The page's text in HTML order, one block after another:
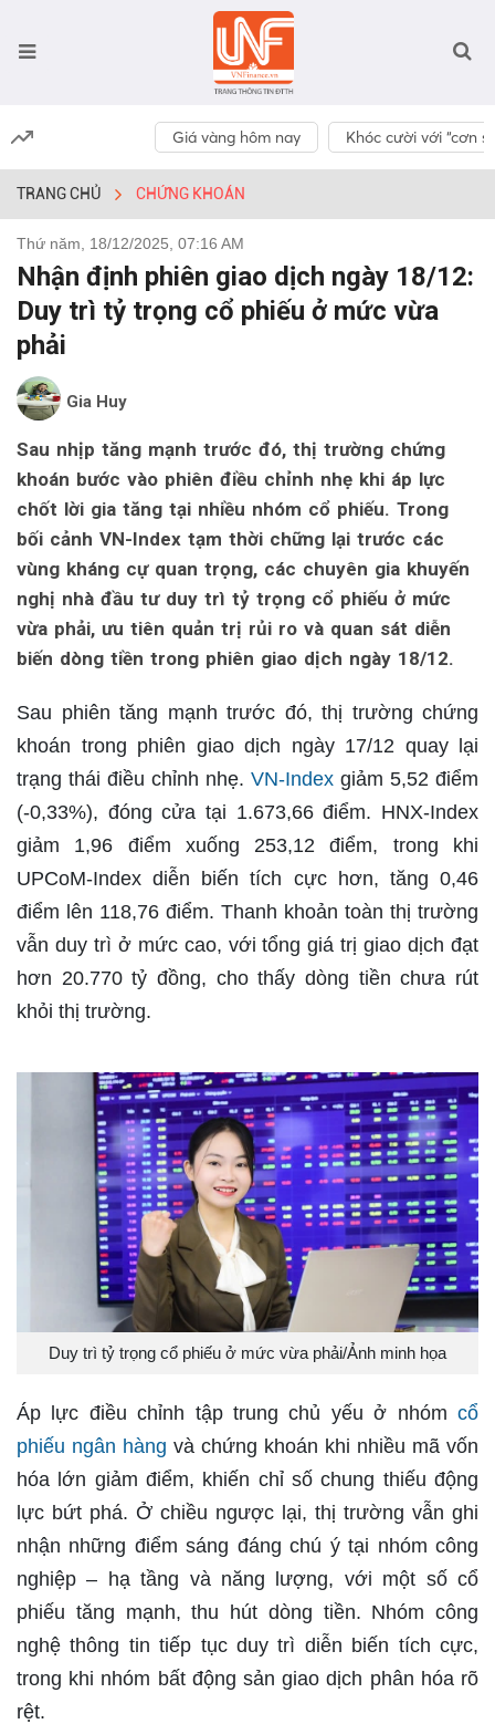
Giá vàng hôm nay Khóc cười với “cơn
TRANG CHỦ CHỨNG KHOÁN
Thứ năm, 18/12/2025, 07:16 AM
Nhận định phiên giao dịch ngày 18/12:
Duy trì tỷ trọng cổ phiếu ở mức vừa
phải
Gia Huy
Sau nhịp tăng mạnh trước đó, thị trường chứng
khoán bước vào phiên điều chỉnh nhẹ khi áp lực
chốt lời gia tăng tại nhiều nhóm cổ phiếu. Trong
bối cảnh VN-Index tạm thời chững lại trước các
vùng kháng cự quan trọng, các chuyên gia khuyến
nghị nhà đầu tư duy trì tỷ trọng cổ phiếu ở mức
vừa phải, ưu tiên quản trị rủi ro và quan sát diễn
biến dòng tiền trong phiên giao dịch ngày 18/12.
Sau phiên tăng mạnh trước đó, thị trường chứng
khoán trong phiên giao dịch ngày 17/12 quay lại
trạng thái điều chỉnh nhẹ. VN-Index giảm 5,52 điểm
(-0,33%), đóng cửa tại 1.673,66 điểm. HNX-Index
giảm 1,96 điểm xuống 253,12 điểm, trong khi
UPCoM-Index diễn biến tích cực hơn, tăng 0,46
điểm lên 118,76 điểm. Thanh khoản toàn thị trường
vẫn duy trì ở mức cao, với tổng giá trị giao dịch đạt
hơn 20.770 tỷ đồng, cho thấy dòng tiền chưa rút
khỏi thị trường.
Duy trì tỷ trọng cổ phiếu ở mức vừa phải/Ảnh minh họa
Áp lực điều chỉnh tập trung chủ yếu ở nhóm cổ
phiếu ngân hàng và chứng khoán khi nhiều mã vốn
hóa lớn giảm điểm, khiến chỉ số chung thiếu động
lực bứt phá. Ở chiều ngược lại, thị trường vẫn ghi
nhận những điểm sáng đáng chú ý tại nhóm công
nghiệp – hạ tầng và năng lượng, với một số cổ
phiếu tăng mạnh, thu hút dòng tiền. Nhóm công
nghệ thông tin tiếp tục duy trì diễn biến tích cực,
trong khi nhóm bất động sản giao dịch phân hóa rõ
rệt.